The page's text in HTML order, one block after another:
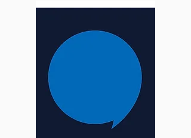
그램 등을 참여하고 있으며  부
로 활동을 하고 있습니다. 또한
미술 대학을 지망하는 학생들
을 지도하며 본인의 작업을 병
행하며 진행하고 있습니다.
본인의 작업은 이전에는 매체
의 속성을 추구하며 내면적 의
미를 중심으로 작업을 이어갔
다가 최근 들어 자연 그대로의